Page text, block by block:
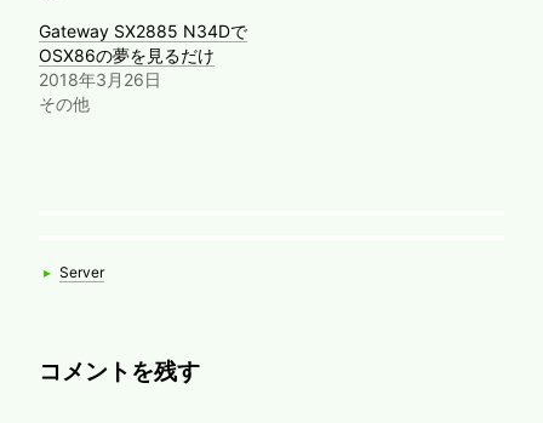
Gateway SX2885 N34Dで
OSX86の夢を見るだけ
2018年3月26日
その他
Categories
▸ Server
コメントを残す